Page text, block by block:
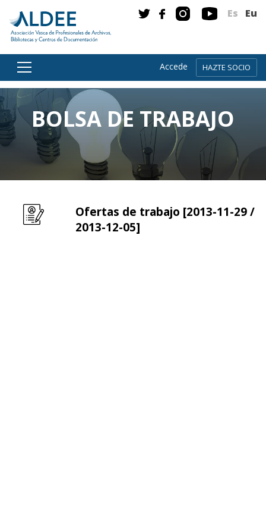
Ir directamente al contenido
Es Eu
Accede HAZTE SOCIO
BOLSA DE TRABAJO
Ofertas de trabajo [2013-11-29 /
2013-12-05]
Leer m�s sobre Ofertas de trabajo [2013-11-29 /